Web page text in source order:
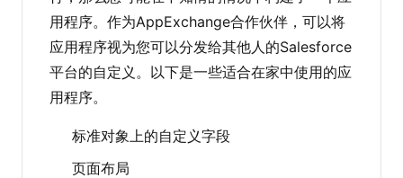
用程序。作为AppExchange合作伙伴，可以将
应用程序视为您可以分发给其他人的Salesforce
平台的自定义。以下是一些适合在家中使用的应
用程序。
标准对象上的自定义字段
页面布局